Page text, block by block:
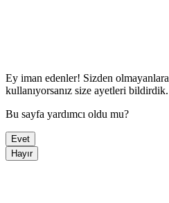
Ey iman edenler! Sizden
kullanıyorsanız size ayetleri bildirdik.
Bu sayfa yardımcı oldu mu?
Evet
Hayır